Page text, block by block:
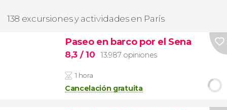
138 excursiones y actividades en París
Paseo en barco por el Sena
8,3 / 10 13.987 opiniones
1 hora
Cancelación gratuita